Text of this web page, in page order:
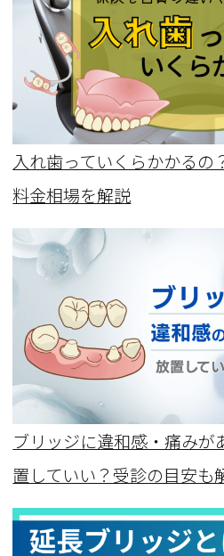
入れ歯っていくらかかるの
料金相場を解説
ブリッジに違和感・痛み
置していい？受診の目安も